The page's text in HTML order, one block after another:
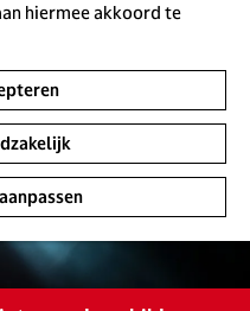
hiermee akkoord te